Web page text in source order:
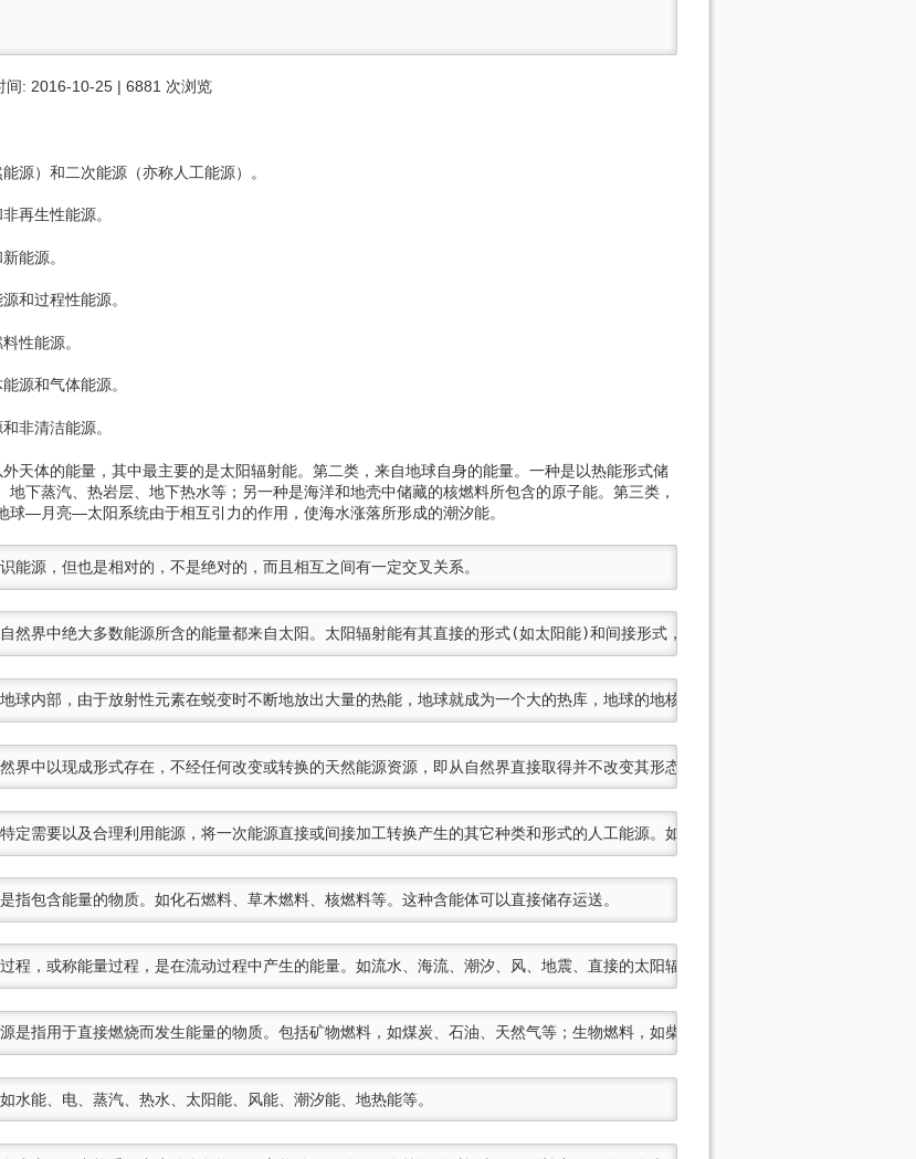
间: 2016-10-25 | 6881 次浏览
源）和二次能源（亦称人工能源）。
再生性能源。
能源。
和过程性能源。
性能源。
源和气体能源。
非清洁能源。
天体的能量，其中最主要的是太阳辐射能。第二类，来自地球自身的能量。一种是以热能形式储
下蒸汽、热岩层、地下热水等；另一种是海洋和地壳中储藏的核燃料所包含的原子能。第三类，
球—月亮—太阳系统由于相互引力的作用，使海水涨落所形成的潮汐能。
源，但也是相对的，不是绝对的，而且相互之间有一定交叉关系。
然界中绝大多数能源所含的能量都来自太阳。太阳辐射能有其直接的形式(如太阳能)和间接形式，即由太阳辐射能转化而成的
球内部，由于放射性元素在蜕变时不断地放出大量的热能，地球就成为一个大的热库，地球的地核温度可达4000—5000度。火山爆
界中以现成形式存在，不经任何改变或转换的天然能源资源，即从自然界直接取得并不改变其形态和品位的能源。为原煤、原油、
定需要以及合理利用能源，将一次能源直接或间接加工转换产生的其它种类和形式的人工能源。如由原煤加工产出的洗煤；由煤
包含能量的物质。如化石燃料、草木燃料、核燃料等。这种含能体可以直接储存运送。
，或称能量过程，是在流动过程中产生的能量。如流水、海流、潮汐、风、地震、直接的太阳辐射、电能等。
是指用于直接燃烧而发生能量的物质。包括矿物燃料，如煤炭、石油、天然气等；生物燃料，如柴草、农作物秸秆、薪材、沼气等
能、电、蒸汽、热水、太阳能、风能、潮汐能、地热能等。